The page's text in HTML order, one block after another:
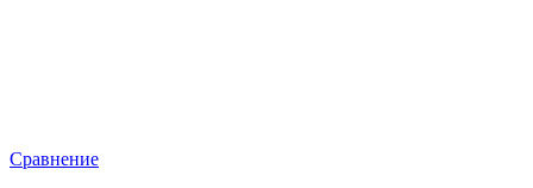
Сравнение